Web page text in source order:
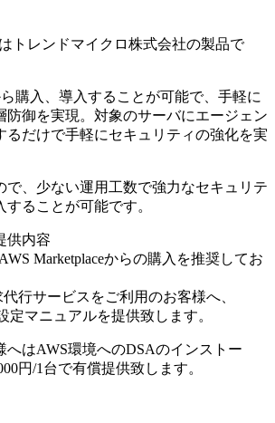
トレンドマイクロ株式会社の製品で
ら購入、導入することが可能で、手軽に
防御を実現。対象のサーバにエージェン
るだけで手軽にセキュリティの強化を実
で、少ない運用工数で強力なセキュリテ
ることが可能です。
供内容
Marketplaceからの購入を推奨してお
行サービスをご利用のお客様へ、
定マニュアルを提供致します。
へはAWS環境へのDSAのインストー
円/1台で有償提供致します。